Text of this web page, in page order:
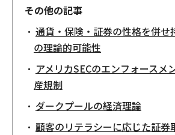
その他の記事
通貨・保険・証券の性格を併せ
の理論的可能性
アメリカSECのエンフォースメ
産規制
ダークプールの経済理論
顧客のリテラシーに応じた証券